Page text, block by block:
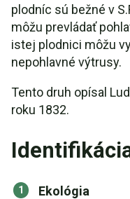
plodníc sú bežné v
môžu prevládať
istej plodnici môžu
nepohlavné výtrusy.
Tento druh opísal
roku 1832.
Ekológia